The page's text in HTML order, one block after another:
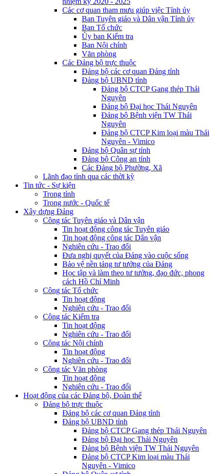
Các cơ quan tham mưu giúp việc Tỉnh ủy
Ban Tuyên giáo và Dân vận Tỉnh ủy
Ban Tổ chức
Ủy ban Kiểm tra
Ban Nội chính
Văn phòng
Các Đảng bộ trực thuộc
Đảng bộ các cơ quan Đảng tỉnh
Đảng bộ UBND tỉnh
Đảng bộ CTCP Gang thép Thái
Nguyên
Đảng bộ Đại học Thái Nguyên
Đảng bộ Bệnh viện TW Thái
Nguyên
Đảng bộ CTCP Kim loại màu Thái
Nguyên - Vimico
Đảng bộ Quân sự tỉnh
Đảng bộ Công an tỉnh
Các Đảng bộ Phường, Xã
Lãnh đạo tỉnh qua các thời kỳ
Tin tức - Sự kiện
Trong tỉnh
Trong nước - Quốc tế
Xây dựng Đảng
Công tác Tuyên giáo và Dân vận
Tin hoạt động công tác Tuyên giáo
Tin hoạt động công tác Dân vận
Nghiên cứu - Trao đổi
Đưa nghị quyết của Đảng vào cuộc sống
Bảo vệ nền tảng tư tưởng của Đảng
Học tập và làm theo tư tưởng, đạo đức, phong
cách Hồ Chí Minh
Công tác Tổ chức
Tin hoạt động
Nghiên cứu - Trao đổi
Công tác Kiểm tra
Tin hoạt động
Nghiên cứu - Trao đổi
Công tác Nội chính
Tin hoạt động
Nghiên cứu - Trao đổi
Công tác Văn phòng
Tin hoạt động
Nghiên cứu - Trao đổi
Hoạt động của các Đảng bộ, Đoàn thể
Đảng bộ trực thuộc
Đảng bộ các cơ quan Đảng tỉnh
Đảng bộ UBND tỉnh
Đảng bộ CTCP Gang thép Thái Nguyên
Đảng bộ Đại học Thái Nguyên
Đảng bộ Bệnh viện TW Thái Nguyên
Đảng bộ CTCP Kim loại màu Thái
Nguyên - Vimico